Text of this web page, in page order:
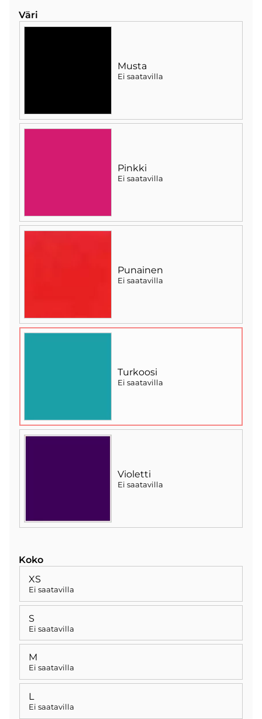
Väri
Musta
Ei saatavilla
Pinkki
Ei saatavilla
Punainen
Ei saatavilla
Turkoosi
Ei saatavilla
Violetti
Ei saatavilla
Koko
XS
Ei saatavilla
S
Ei saatavilla
M
Ei saatavilla
L
Ei saatavilla